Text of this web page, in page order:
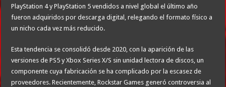
PlayStation 4 y PlayStation 5 vendidos a nivel global el último año
fueron adquiridos por descarga digital, relegando el formato físico a
un nicho cada vez más reducido.
Esta tendencia se consolidó desde 2020, con la aparición de las
versiones de PS5 y Xbox Series X/S sin unidad lectora de discos, un
componente cuya fabricación se ha complicado por la escasez de
proveedores. Recientemente, Rockstar Games generó controversia al